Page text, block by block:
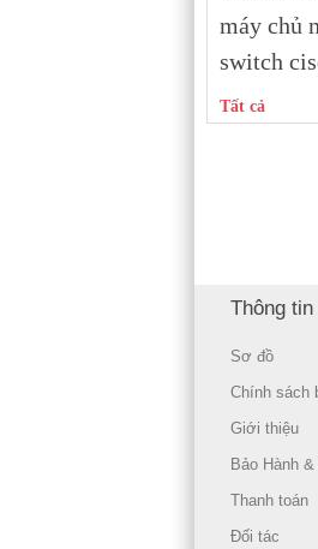
máy chủ
switch
Tất cả
Thông tin
Sơ đồ
Chính sách
Giới thiệu
Bảo Hành
Thanh toán
Đối tác